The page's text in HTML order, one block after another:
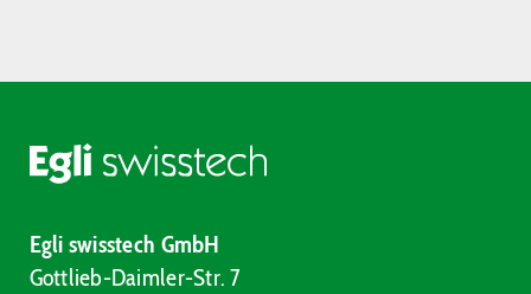
Egli swisstech GmbH
Gottlieb-Daimler-Str. 7